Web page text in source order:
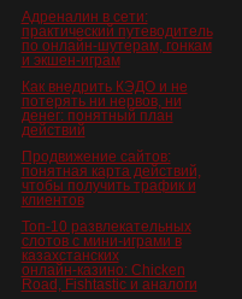
Адреналин в сети:
практический путеводитель
по онлайн-шутерам, гонкам
и экшен-играм
Как внедрить КЭДО и не
потерять ни нервов, ни
денег: понятный план
действий
Продвижение сайтов:
понятная карта действий,
чтобы получить трафик и
клиентов
Топ‑10 развлекательных
слотов с мини‑играми в
казахстанских
онлайн‑казино: Chicken
Road, Fishtastic и аналоги